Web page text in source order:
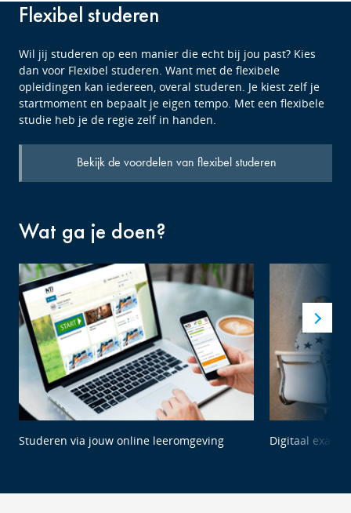
Flexibel studeren
Wil jij studeren op een manier die echt bij jou past? Kies
dan voor Flexibel studeren. Want met de flexibele
opleidingen kan iedereen, overal studeren. Je kiest zelf je
startmoment en bepaalt je eigen tempo. Met een flexibele
studie heb je de regie zelf in handen.
Bekijk de voordelen van flexibel studeren
Wat ga je doen?
Studeren via jouw online leeromgeving Digitaal